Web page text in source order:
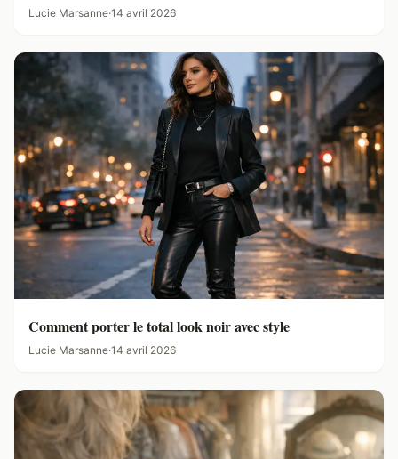
Lucie Marsanne·14 avril 2026
Comment porter le total look noir avec style
Lucie Marsanne·14 avril 2026